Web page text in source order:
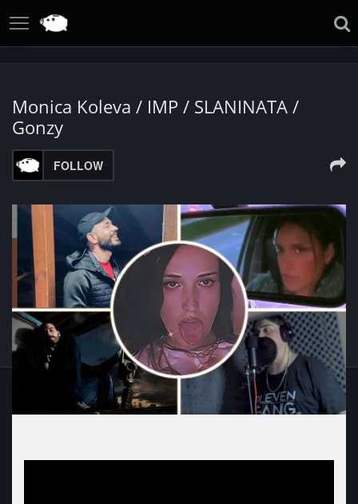
Monica Koleva / IMP / SLANINATA /
Gonzy
FOLLOW